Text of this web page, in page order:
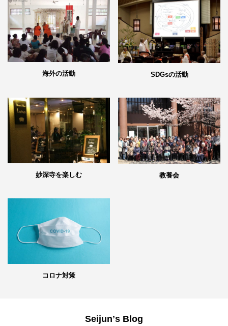
海外の活動 SDGsの活動
妙深寺を楽しむ 教養会
コロナ対策
Seijunʼs Blog